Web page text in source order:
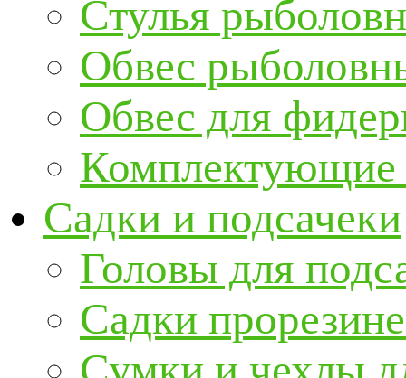
Стулья
Обвес
Обвес для
Комплектующие
Садки и подсачеки
Головы для
Садки